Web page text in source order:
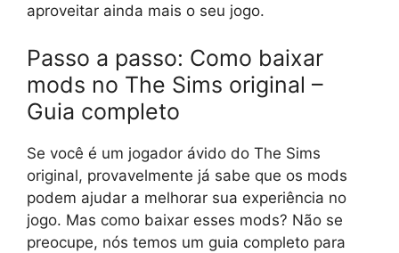
aproveitar ainda mais o seu jogo.
Passo a passo: Como baixar
mods no The Sims original –
Guia completo
Se você é um jogador ávido do The Sims
original, provavelmente já sabe que os mods
podem ajudar a melhorar sua experiência no
jogo. Mas como baixar esses mods? Não se
preocupe, nós temos um guia completo para